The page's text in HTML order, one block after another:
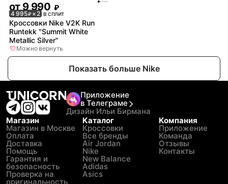
от9 990 ₽
4 995₽× 2 в сплит
Кроссовки Nike V2K Run
Runtekk "Summit White
Metallic Silver"
Можно вернуть
Показать больше Nike
Приложение
в Телеграме
Дизайн Ильи Бирмана
Магазин
Магазин в Москве
Оплата
Доставка
Помощь
Гарантия и
безопасность
Проверка на
оригинальность
Каталог
Кроссовки
Все бренды
Air Jordan
Nike
New Balance
Adidas
Asics
Компания
Приложение
Команда
Отзывы
Контакты